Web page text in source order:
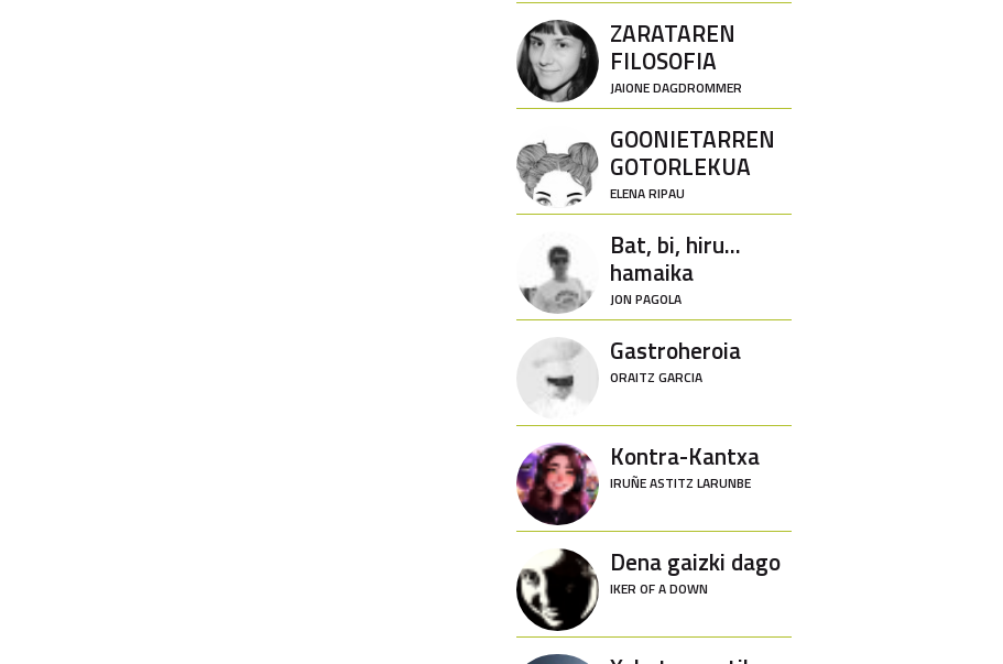
ZARATAREN
FILOSOFIA
JAIONE DAGDROMMER
GOONIETARREN
GOTORLEKUA
ELENA RIPAU
Bat, bi, hiru...
hamaika
JON PAGOLA
Gastroheroia
ORAITZ GARCIA
Kontra-Kantxa
IRUÑE ASTITZ LARUNBE
Dena gaizki dago
IKER OF A DOWN